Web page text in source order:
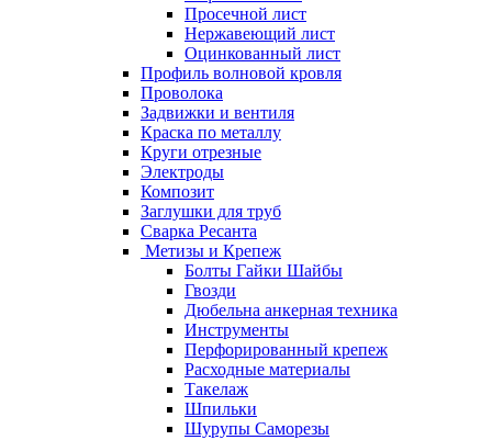
Просечной лист
Нержавеющий лист
Оцинкованный лист
Профиль волновой кровля
Проволока
Задвижки и вентиля
Краска по металлу
Круги отрезные
Электроды
Композит
Заглушки для труб
Сварка Ресанта
Метизы и Крепеж
Болты Гайки Шайбы
Гвозди
Дюбельна анкерная техника
Инструменты
Перфорированный крепеж
Расходные материалы
Такелаж
Шпильки
Шурупы Саморезы